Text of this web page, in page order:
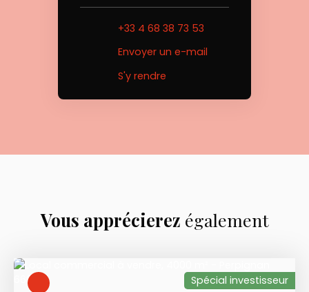
+33 4 68 38 73 53
Envoyer un e-mail
S'y rendre
Vous apprécierez également
Spécial investisseur